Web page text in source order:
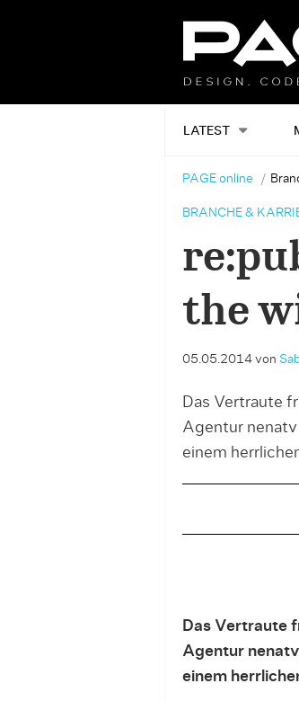
LATEST
PAGE online
BRANCHE &
the
05.05.2014 von
Das Vertraute
Agentur
einem
Das Vertraute
Agentur
einem